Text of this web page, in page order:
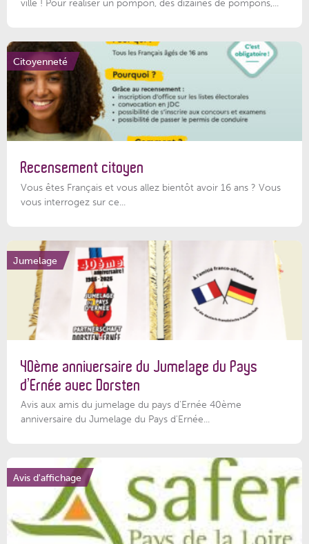
ville ! Pour réaliser un pompon, des dizaines de pompons,...
Citoyenneté
Recensement citoyen
Vous êtes Français et vous allez bientôt avoir 16 ans ? Vous
vous interrogez sur ce...
Jumelage
40ème anniversaire du Jumelage du Pays
d’Ernée avec Dorsten
Avis aux amis du jumelage du pays d'Ernée 40ème
anniversaire du Jumelage du Pays d'Ernée...
Avis d'affichage